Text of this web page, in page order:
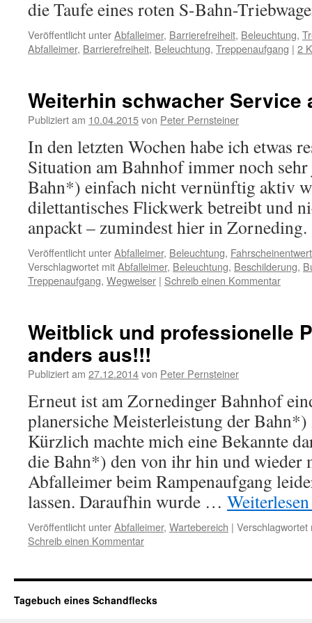
die Taufe eines roten S-Bahn-
Veröffentlicht unterAbfalleimer, Barrierefreiheit, Beleuchtung,
Abfalleimer, Barrierefreiheit, Beleuchtung, Treppenaufgang | 2
Weiterhin schwacher Service
Publiziert am 10.04.2015von Peter Pernsteiner
In den letzten Wochen habe ich etwas
Situation am Bahnhof immer noch
Bahn*) einfach nicht vernünftig aktiv
dilettantisches Flickwerk betreibt und
anpackt – zumindest hier in
Veröffentlicht unterAbfalleimer, Beleuchtung,
Verschlagwortet mitAbfalleimer, Beleuchtung, Beschilderung,
Treppenaufgang, Wegweiser | Schreib einen Kommentar
Weitblick und professionelle
anders aus!!!
Publiziert am 27.12.2014von Peter Pernsteiner
Erneut ist am Zornedinger Bahnhof
planersiche Meisterleistung der
Kürzlich machte mich eine Bekannte
die Bahn*) den von ihr hin und wieder
Abfalleimer beim Rampenaufgang
lassen. Daraufhin wurde …
Veröffentlicht unterAbfalleimer, Wartebereich | Verschlagwortet
Schreib einen Kommentar
Tagebuch eines Schandflecks